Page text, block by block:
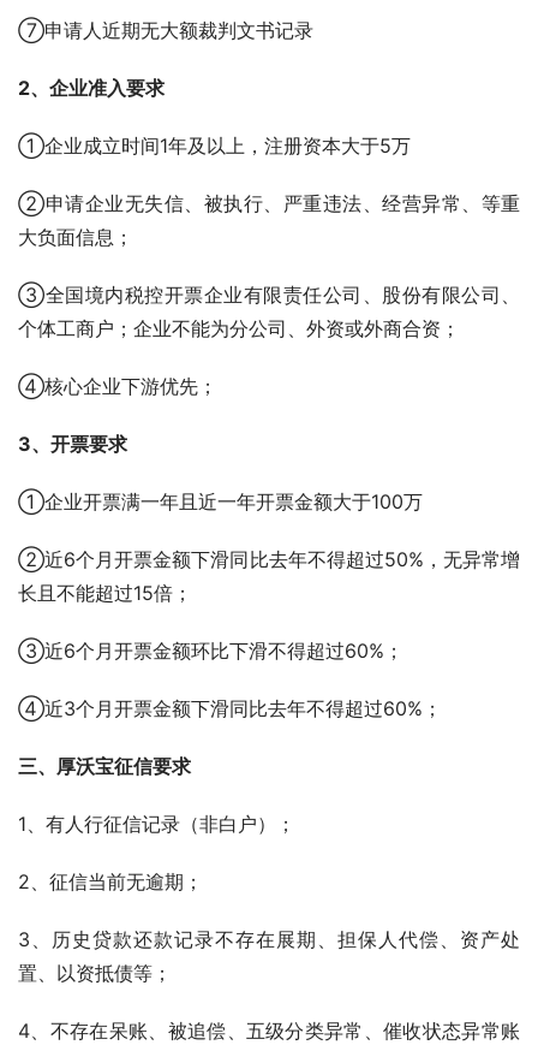
⑦申请人近期无大额裁判文书记录
2、企业准入要求
①企业成立时间1年及以上，注册资本大于5万
②申请企业无失信、被执行、严重违法、经营异常、等重
大负面信息；
③全国境内税控开票企业有限责任公司、股份有限公司、
个体工商户；企业不能为分公司、外资或外商合资；
④核心企业下游优先；
3、开票要求
①企业开票满一年且近一年开票金额大于100万
②近6个月开票金额下滑同比去年不得超过50%，无异常增
长且不能超过15倍；
③近6个月开票金额环比下滑不得超过60%；
④近3个月开票金额下滑同比去年不得超过60%；
三、厚沃宝征信要求
1、有人行征信记录（非白户）；
2、征信当前无逾期；
3、历史贷款还款记录不存在展期、担保人代偿、资产处
置、以资抵债等；
4、不存在呆账、被追偿、五级分类异常、催收状态异常账